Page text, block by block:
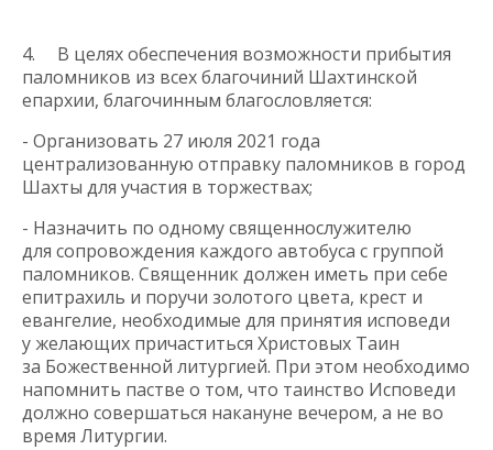
4. В целях обеспечения возможности прибытия
паломников из всех благочиний Шахтинской
епархии, благочинным благословляется:
- Организовать 27 июля 2021 года
централизованную отправку паломников в город
Шахты для участия в торжествах;
- Назначить по одному священнослужителю
для сопровождения каждого автобуса с группой
паломников. Священник должен иметь при себе
епитрахиль и поручи золотого цвета, крест и
евангелие, необходимые для принятия исповеди
у желающих причаститься Христовых Таин
за Божественной литургией. При этом необходимо
напомнить пастве о том, что таинство Исповеди
должно совершаться накануне вечером, а не во
время Литургии.